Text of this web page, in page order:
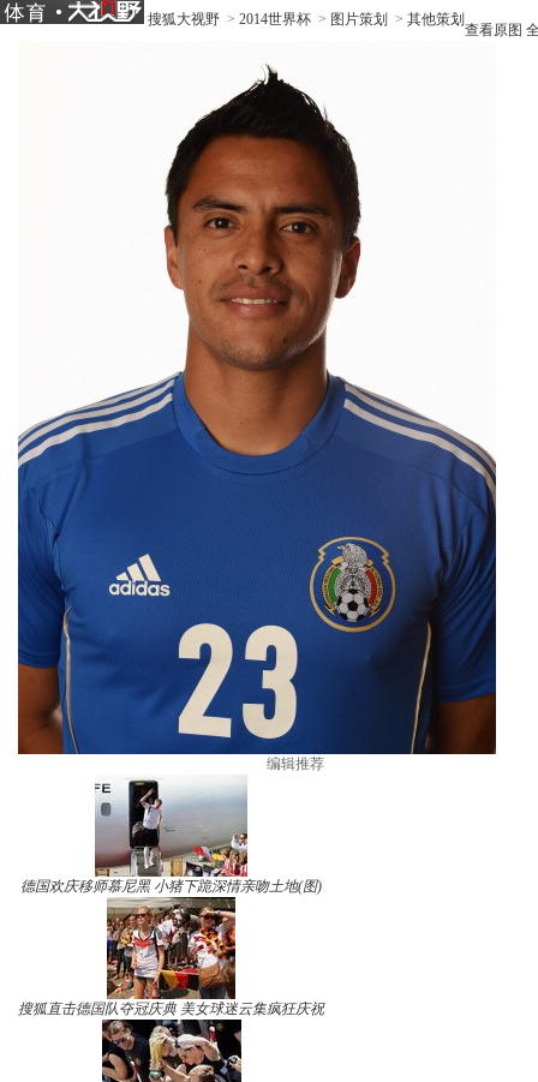
搜狐大视野 > 2014世界杯 > 图片策划 > 其他策划
查看原图
编辑推荐
德国欢庆移师慕尼黑 小猪下跪深情亲吻土地(图)
搜狐直击德国队夺冠庆典 美女球迷云集疯狂庆祝